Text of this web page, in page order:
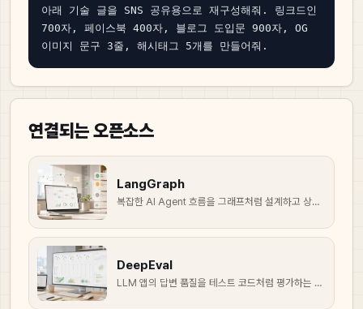
아래 기술 글을 SNS 공유용으로 재구성해줘. 링크드인
700자, 페이스북 400자, 블로그 도입문 900자, OG
이미지 문구 3줄, 해시태그 5개를 만들어줘.
연결되는 오픈소스
LangGraph
복잡한 AI Agent 흐름을 그래프처럼 설계하고 상태를 추적하는 오픈소스입니다.
DeepEval
LLM 앱의 답변 품질을 테스트 코드처럼 평가하는 오픈소스 평가 프레임워크입니다.